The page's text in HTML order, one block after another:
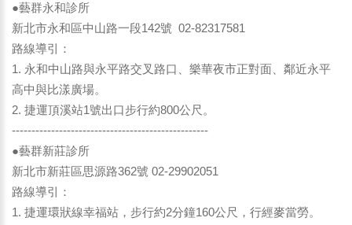
●藝群永和診所
新北市永和區中山路一段142號 02-82317581
路線導引：
1. 永和中山路與永平路交叉路口、樂華夜市正對面、鄰近永平
高中與比漾廣場。
2. 捷運頂溪站1號出口步行約800公尺。
--------------------------------------------------
●藝群新莊診所
新北市新莊區思源路362號 02-29902051
路線導引：
1. 捷運環狀線幸福站，步行約2分鐘160公尺，行經麥當勞。